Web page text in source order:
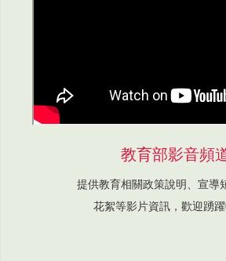
教育部影音頻
提供教育相關政策說明、宣導
花絮等影片資訊，歡迎踴躍